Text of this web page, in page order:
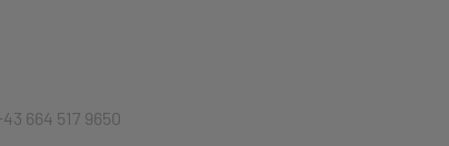
664 517 9650